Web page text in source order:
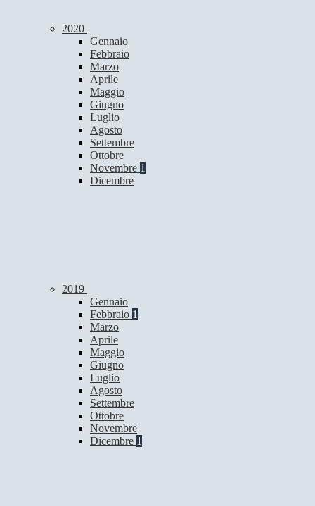
2020
Gennaio
Febbraio
Marzo
Aprile
Maggio
Giugno
Luglio
Agosto
Settembre
Ottobre
Novembre 1
Dicembre
2019
Gennaio
Febbraio 1
Marzo
Aprile
Maggio
Giugno
Luglio
Agosto
Settembre
Ottobre
Novembre
Dicembre 1